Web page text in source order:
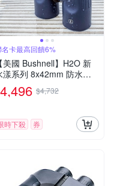
名卡最高回饋6%
【美國 Bushnell】H2O 新
漾系列 8x42mm 防水賞
鳥型雙筒望遠鏡 158042R
4,496 $4,732
時下殺 券